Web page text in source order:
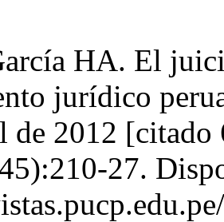
HA. El
jurídico
de 2012 [citado
27.